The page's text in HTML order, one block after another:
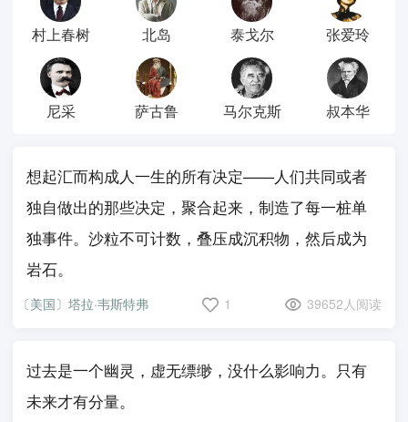
村上春树 北岛 泰戈尔 张爱玲
尼采 萨古鲁 马尔克斯 叔本华
想起汇而构成人一生的所有决定——人们共同或者
独自做出的那些决定，聚合起来，制造了每一桩单
独事件。沙粒不可计数，叠压成沉积物，然后成为
岩石。
〔美国〕塔拉·韦斯特弗 1 39652人阅读
过去是一个幽灵，虚无缥缈，没什么影响力。只有
未来才有分量。